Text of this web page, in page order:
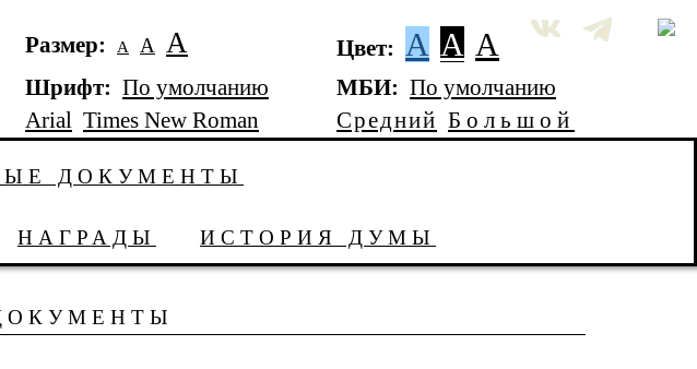
Размер: А А А Цвет: A A A
Шрифт: По умолчанию
Arial Times New Roman
МБИ: По умолчанию
Средний Большой
ДОКУМЕНТЫ
НАГРАДЫ ИСТОРИЯ ДУМЫ